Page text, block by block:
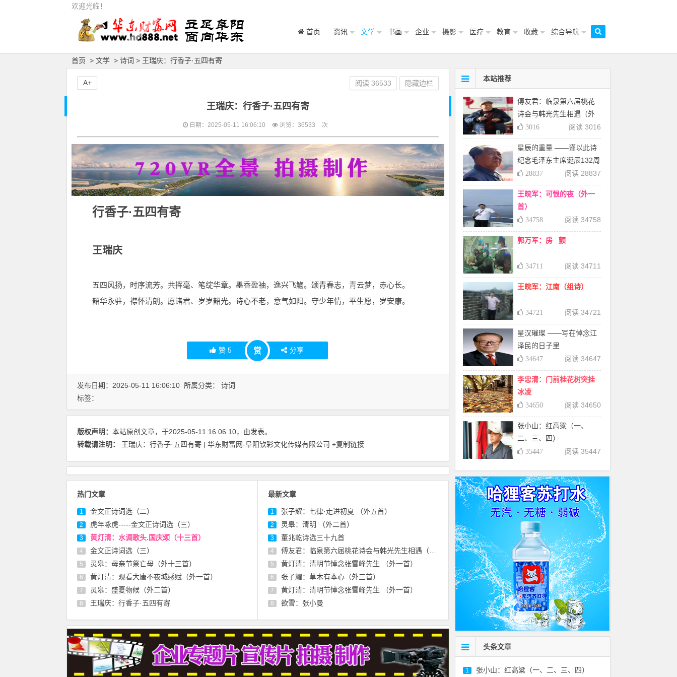
欢迎光临！
首页 资讯 文学 书画 企业 摄影 医疗 教育 收藏 综合导航
首页 > 文学 > 诗词 > 王瑞庆：行香子·五四有寄
王瑞庆：行香子·五四有寄
日期：2025-05-11 16:06:10 浏览：36533 次
行香子·五四有寄
王瑞庆
五四风扬，时序流芳。共挥毫、笔绽华章。墨香盈袖，逸兴飞觞。颂青春志，青云梦，赤心长。
韶华永驻，襟怀清朗。愿诸君、岁岁韶光。诗心不老，意气如阳。守少年情，平生愿，岁安康。
赞5 赏 分享
阅读36533 隐藏边栏
A+
发布日期：2025-05-11 16:06:10 所属分类： 诗词
标签：
版权声明： 本站原创文章，于2025-05-11 16:06:10，由发表。
转载请注明：
王瑞庆：行香子·五四有寄 | 华东财富网-阜阳钦彩文化传媒有限公司 +复制链接
热门文章
1 金文正诗词选（二）
2 虎年咏虎-----金文正诗词选（三）
3 黄灯清：水调歌头.国庆颂（十三首）
4 金文正诗词选（三）
5 灵皋：母亲节祭亡母（外十三首）
6 黄灯清：观看大唐不夜城感赋（外一首）
7 灵皋：盛夏物候（外二首）
8 王瑞庆：行香子·五四有寄
最新文章
1 张子耀：七律·走进初夏 （外五首）
2 灵皋：清明 （外二首）
3 董兆乾诗选三十九首
4 傅友君：临泉第六届桃花诗会与韩光先生相遇（外三首）
5 黄灯清：清明节悼念张雪峰先生 （外一首）
6 张子耀：草木有本心（外三首）
7 黄灯清：清明节悼念张雪峰先生 （外一首）
8 欲雪：张小曼
本站推荐
傅友君：临泉第六届桃花
诗会与韩光先生相遇（外
三首）
阅读 3016
3016
星辰的重量 ——谨以此诗
纪念毛泽东主席诞辰132周
年
阅读 28837
28837
王皖军：可恨的夜（外一
首）
阅读 34758
34758
郭万军：房 颤
阅读 34711
34711
王皖军：江南（组诗）
阅读 34721
34721
星汉璀璨 ——写在悼念江
泽民的日子里
阅读 34647
34647
李忠清：门前桂花树突挂
冰凌
阅读 34650
34650
张小山：红高粱（一、
二、三、四）
阅读 35447
35447
头条文章
1 张小山：红高粱（一、二、三、四）